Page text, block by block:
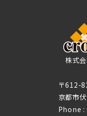
株式
〒612-
京都市
Phone :